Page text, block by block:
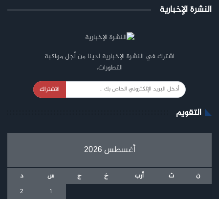
النشرة الإخبارية
اشترك في النشرة الإخبارية لدينا من أجل مواكبة
التطورات.
الاشتراك
التقويم
أغسطس 2026
ن ث أرب خ ج س
د
1
2